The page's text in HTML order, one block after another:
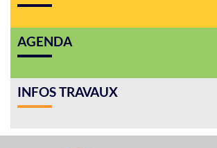
AGENDA
INFOS TRAVAUX